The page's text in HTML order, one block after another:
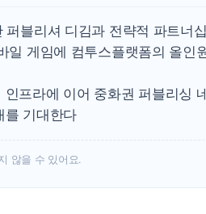
퍼블리셔 디김과 전략적 파트너
일 게임에 컴투스플랫폼의 올인
프라에 이어 중화권 퍼블리싱
를 기대한다
않을 수 있어요.